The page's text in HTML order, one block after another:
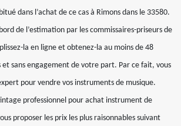
dans l’achat de ce cas à Rimons dans le 33580.
de l’estimation par les commissaires-priseurs de
la en ligne et obtenez-la au moins de 48
sans engagement de votre part. Par ce fait, vous
pour vendre vos instruments de musique.
professionnel pour achat instrument de
proposer les prix les plus raisonnables suivant